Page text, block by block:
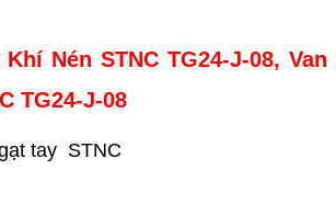
Nén STNC TG24-J-08, Van
TG24-J-08
tay STNC